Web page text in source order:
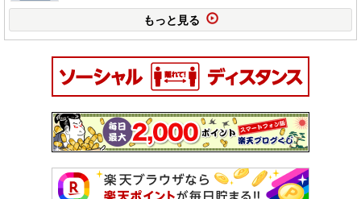
もっと見る